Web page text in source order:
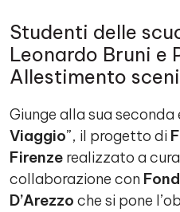
Studenti delle
Leonardo Bruni e
Allestimento
Giunge alla sua seconda
Viaggio”, il progetto di
Firenze realizzato a
collaborazione con
D’Arezzo che si pone